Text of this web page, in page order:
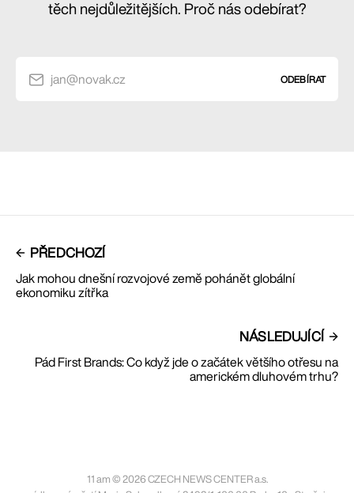
těch nejdůležitějších. Proč nás odebírat?
jan@novak.cz ODEBÍRAT
PŘEDCHOZÍ
Jak mohou dnešní rozvojové země pohánět globální
ekonomiku zítřka
NÁSLEDUJÍCÍ
Pád First Brands: Co když jde o začátek většího otřesu na
americkém dluhovém trhu?
11 am © 2026 CZECH NEWS CENTER a.s.